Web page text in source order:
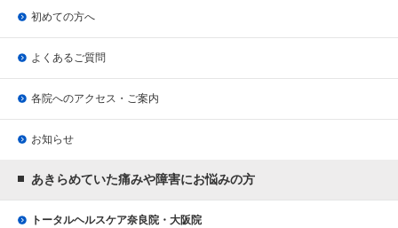
初めての方へ
よくあるご質問
各院へのアクセス・ご案内
お知らせ
あきらめていた痛みや障害にお悩みの方
トータルヘルスケア奈良院・大阪院